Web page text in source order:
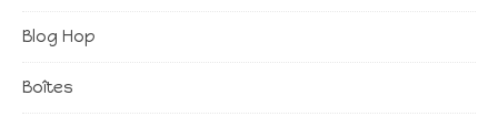
Blog Hop
Boîtes